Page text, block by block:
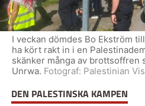
DEN PALESTINSKA KAMPEN
I veckan dömdes Bo Ekström
ha kört rakt in i en
skänker många av brottsoffren
Unrwa. Fotograf: Palestinian